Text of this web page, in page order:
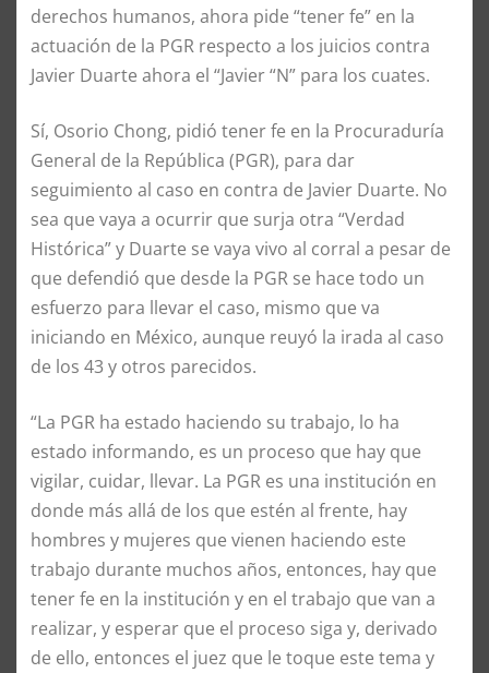
derechos humanos, ahora pide “tener fe” en la
actuación de la PGR respecto a los juicios contra
Javier Duarte ahora el “Javier “N” para los cuates.
Sí, Osorio Chong, pidió tener fe en la Procuraduría
General de la República (PGR), para dar
seguimiento al caso en contra de Javier Duarte. No
sea que vaya a ocurrir que surja otra “Verdad
Histórica” y Duarte se vaya vivo al corral a pesar de
que defendió que desde la PGR se hace todo un
esfuerzo para llevar el caso, mismo que va
iniciando en México, aunque reuyó la irada al caso
de los 43 y otros parecidos.
“La PGR ha estado haciendo su trabajo, lo ha
estado informando, es un proceso que hay que
vigilar, cuidar, llevar. La PGR es una institución en
donde más allá de los que estén al frente, hay
hombres y mujeres que vienen haciendo este
trabajo durante muchos años, entonces, hay que
tener fe en la institución y en el trabajo que van a
realizar, y esperar que el proceso siga y, derivado
de ello, entonces el juez que le toque este tema y